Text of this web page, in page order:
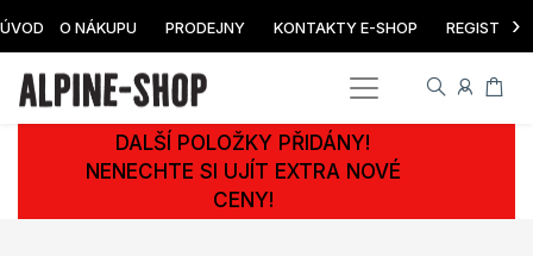
ÚVOD O NÁKUPU PRODEJNY KONTAKTY E-SHOP ›
DALŠÍ POLOŽKY PŘIDÁNY!
NENECHTE SI UJÍT EXTRA NOVÉ
CENY!